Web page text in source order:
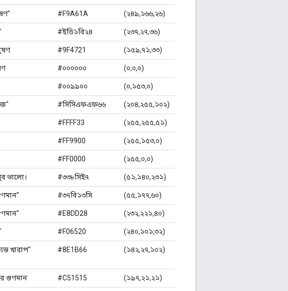
#F9A61A (২৪৯,১৬৬,২৬)
#ইডি১বি২৪ (২৩৭,২৭,৩৬)
#9F4721 (১৫৯,৭১,৩৩)
#০০০০০০ (০,০,০)
#০০৯৯০০ (০,১৫৩,০)
#সিসিএফএফ৬৬ (২০৪,২৫৫,১০২)
#FFFF33 (২৫৫,২৫৫,৫১)
#FF9900 (২৫৫,১৫৩,০)
#FF0000 (২৫৫,০,০)
ভালো। #৩৩৮সিই৭ (৫১,১৪০,২৩১)
#৩৭বি১৩সি (৫৫,১৭৭,৬০)
#E8DD28 (২৩২,২২১,৪০)
#F06520 (২৪০,১০১,৩২)
খারাপ" #8E1B66 (১৪২,২৭,১০২)
গুণমান #C51515 (১৯৭,২১,২১)